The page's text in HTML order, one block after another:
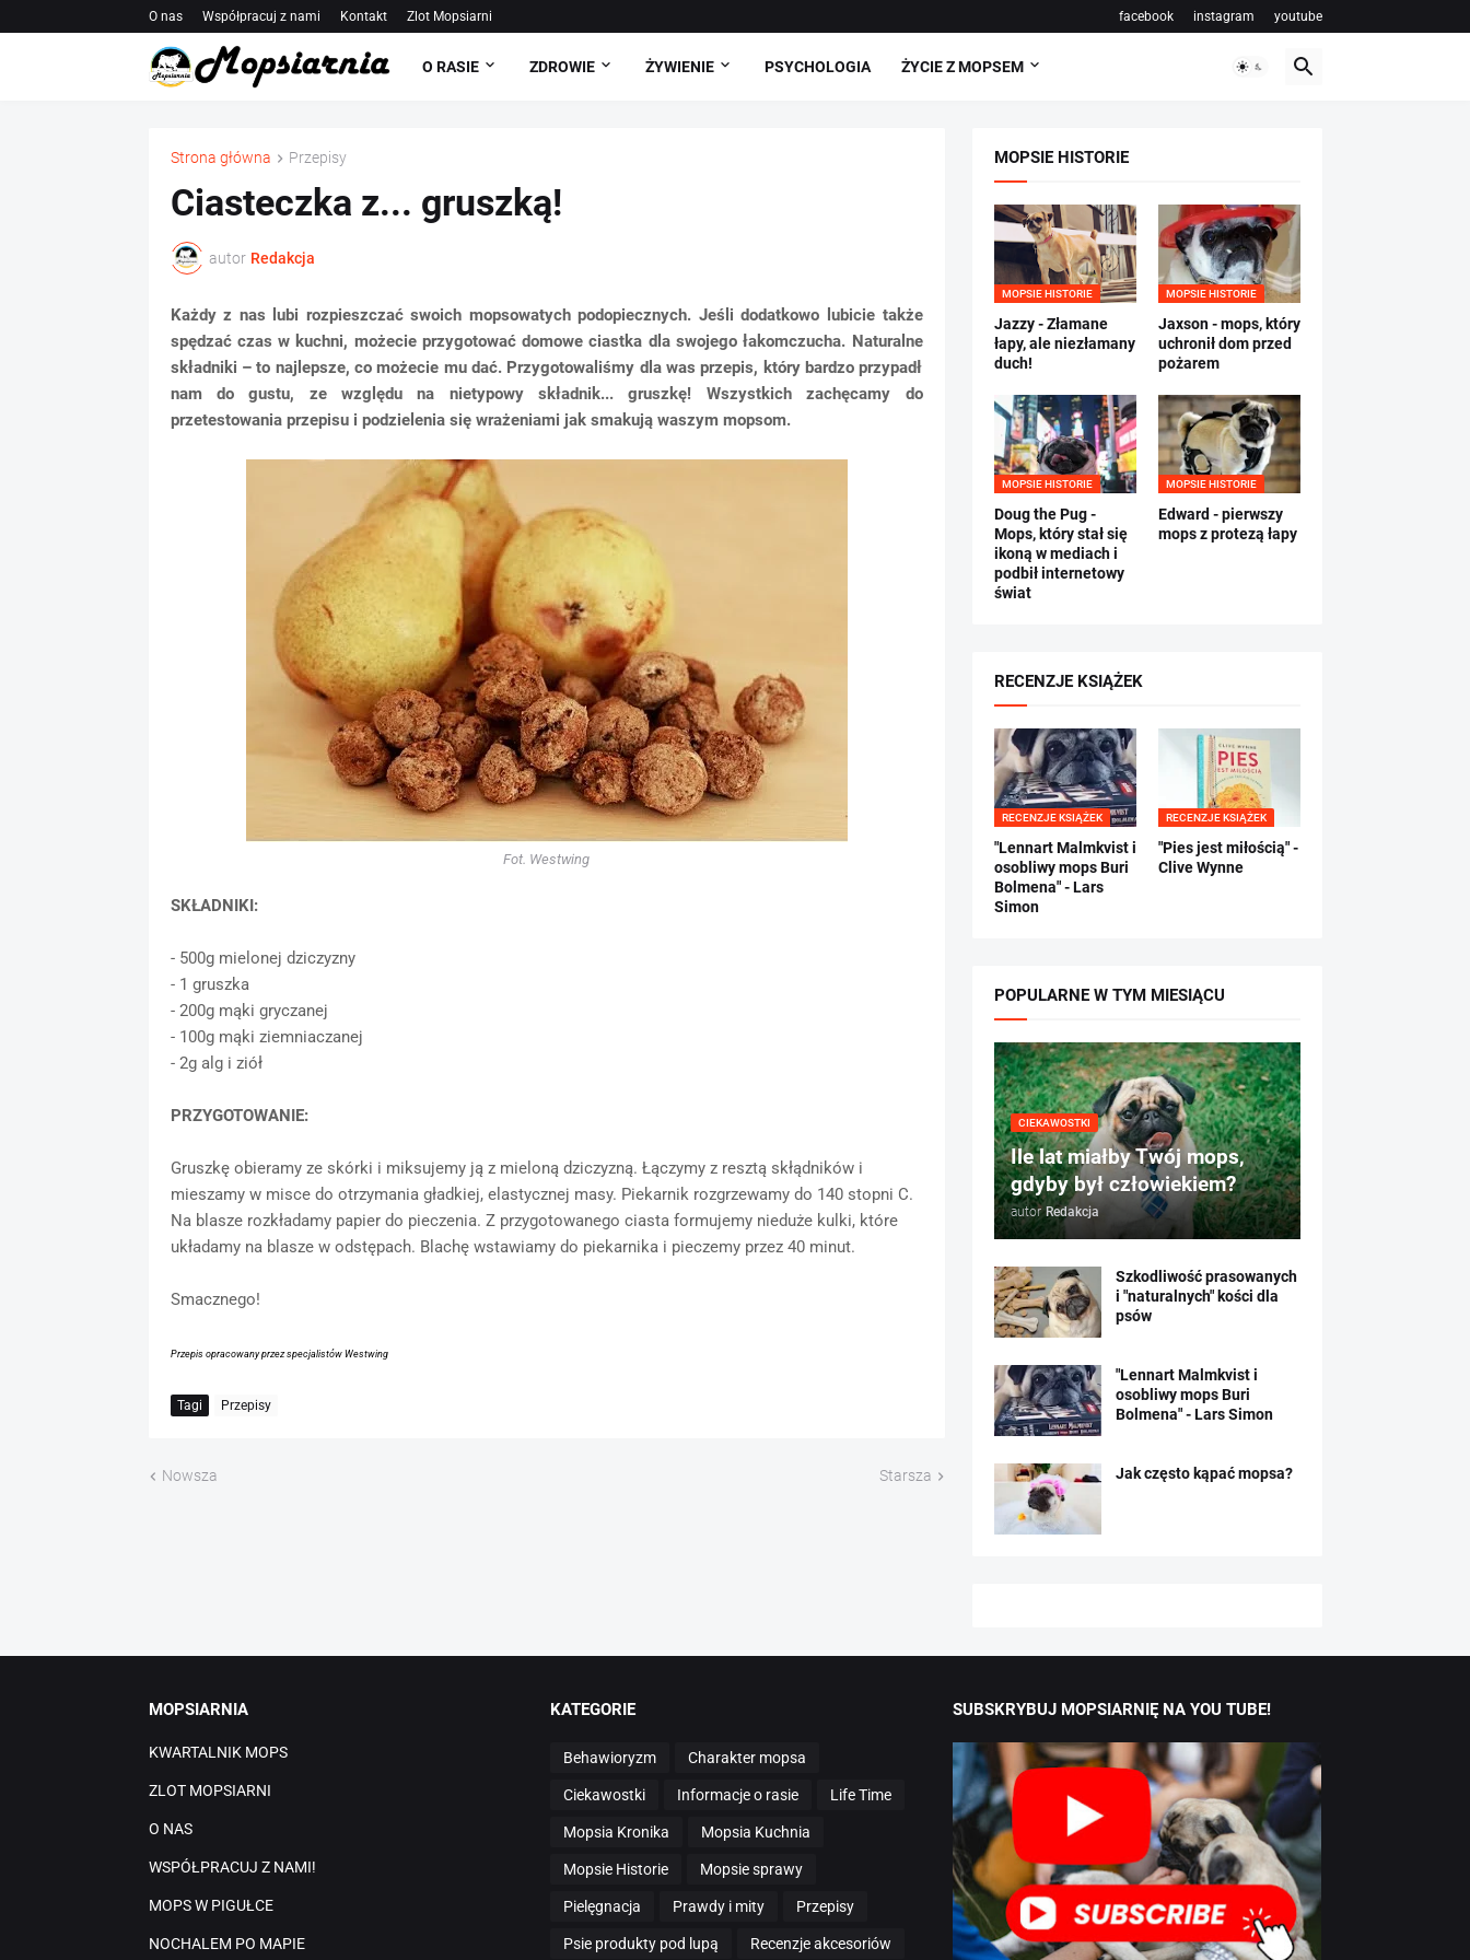
O nas Współpracuj z nami Kontakt Zlot Mopsiarni facebook instagram youtube
O RASIE ZDROWIE ŻYWIENIE PSYCHOLOGIA ŻYCIE Z MOPSEM
Strona główna Przepisy
Ciasteczka z... gruszką!
autor Redakcja
Każdy z nas lubi rozpieszczać swoich mopsowatych podopiecznych. Jeśli dodatkowo lubicie także
spędzać czas w kuchni, możecie przygotować domowe ciastka dla swojego łakomczucha. Naturalne
składniki – to najlepsze, co możecie mu dać. Przygotowaliśmy dla was przepis, który bardzo przypadł
nam do gustu, ze względu na nietypowy składnik... gruszkę! Wszystkich zachęcamy do
przetestowania przepisu i podzielenia się wrażeniami jak smakują waszym mopsom.
Fot. Westwing
SKŁADNIKI:
- 500g mielonej dziczyzny
- 1 gruszka
- 200g mąki gryczanej
- 100g mąki ziemniaczanej
- 2g alg i ziół
PRZYGOTOWANIE:
Gruszkę obieramy ze skórki i miksujemy ją z mieloną dziczyzną. Łączymy z resztą skłądników i
mieszamy w misce do otrzymania gładkiej, elastycznej masy. Piekarnik rozgrzewamy do 140 stopni C.
Na blasze rozkładamy papier do pieczenia. Z przygotowanego ciasta formujemy nieduże kulki, które
układamy na blasze w odstępach. Blachę wstawiamy do piekarnika i pieczemy przez 40 minut.
Smacznego!
Przepis opracowany przez specjalistów Westwing
Tagi Przepisy
Nowsza Starsza
MOPSIE HISTORIE
MOPSIE HISTORIE
Jazzy - Złamane
łapy, ale niezłamany
duch!
MOPSIE HISTORIE
Jaxson - mops, który
uchronił dom przed
pożarem
MOPSIE HISTORIE
Doug the Pug -
Mops, który stał się
ikoną w mediach i
podbił internetowy
świat
MOPSIE HISTORIE
Edward - pierwszy
mops z protezą łapy
RECENZJE KSIĄŻEK
RECENZJE KSIĄŻEK
"Lennart Malmkvist i
osobliwy mops Buri
Bolmena" - Lars
Simon
RECENZJE KSIĄŻEK
"Pies jest miłością" -
Clive Wynne
POPULARNE W TYM MIESIĄCU
CIEKAWOSTKI
Ile lat miałby Twój mops,
gdyby był człowiekiem?
autor Redakcja
Szkodliwość prasowanych
i "naturalnych" kości dla
psów
"Lennart Malmkvist i
osobliwy mops Buri
Bolmena" - Lars Simon
Jak często kąpać mopsa?
MOPSIARNIA
KWARTALNIK MOPS
ZLOT MOPSIARNI
O NAS
WSPÓŁPRACUJ Z NAMI!
MOPS W PIGUŁCE
NOCHALEM PO MAPIE
KATEGORIE
Behawioryzm Charakter mopsa
Ciekawostki Informacje o rasie Life Time
Mopsia Kronika Mopsia Kuchnia
Mopsie Historie Mopsie sprawy
Pielęgnacja Prawdy i mity Przepisy
Psie produkty pod lupą Recenzje akcesoriów
SUBSKRYBUJ MOPSIARNIĘ NA YOU TUBE!